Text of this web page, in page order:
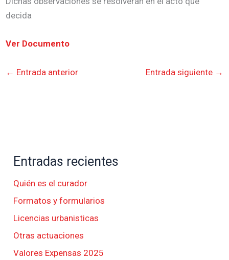
decida
Ver Documento
← Entrada anterior Entrada siguiente →
Entradas recientes
Quién es el curador
Formatos y formularios
Licencias urbanisticas
Otras actuaciones
Valores Expensas 2025